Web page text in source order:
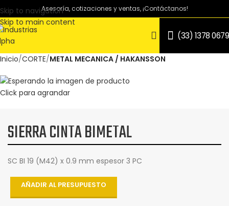
Skip to navigation
Skip to main content
Asesoría, cotizaciones y ventas, ¡Contáctanos!
(33) 1378 0679
Inicio CORTE METAL MECANICA / HAKANSSON
Click para agrandar
SIERRA CINTA BIMETAL
SC BI 19 (M42) x 0.9 mm espesor 3 PC
AÑADIR AL PRESUPUESTO